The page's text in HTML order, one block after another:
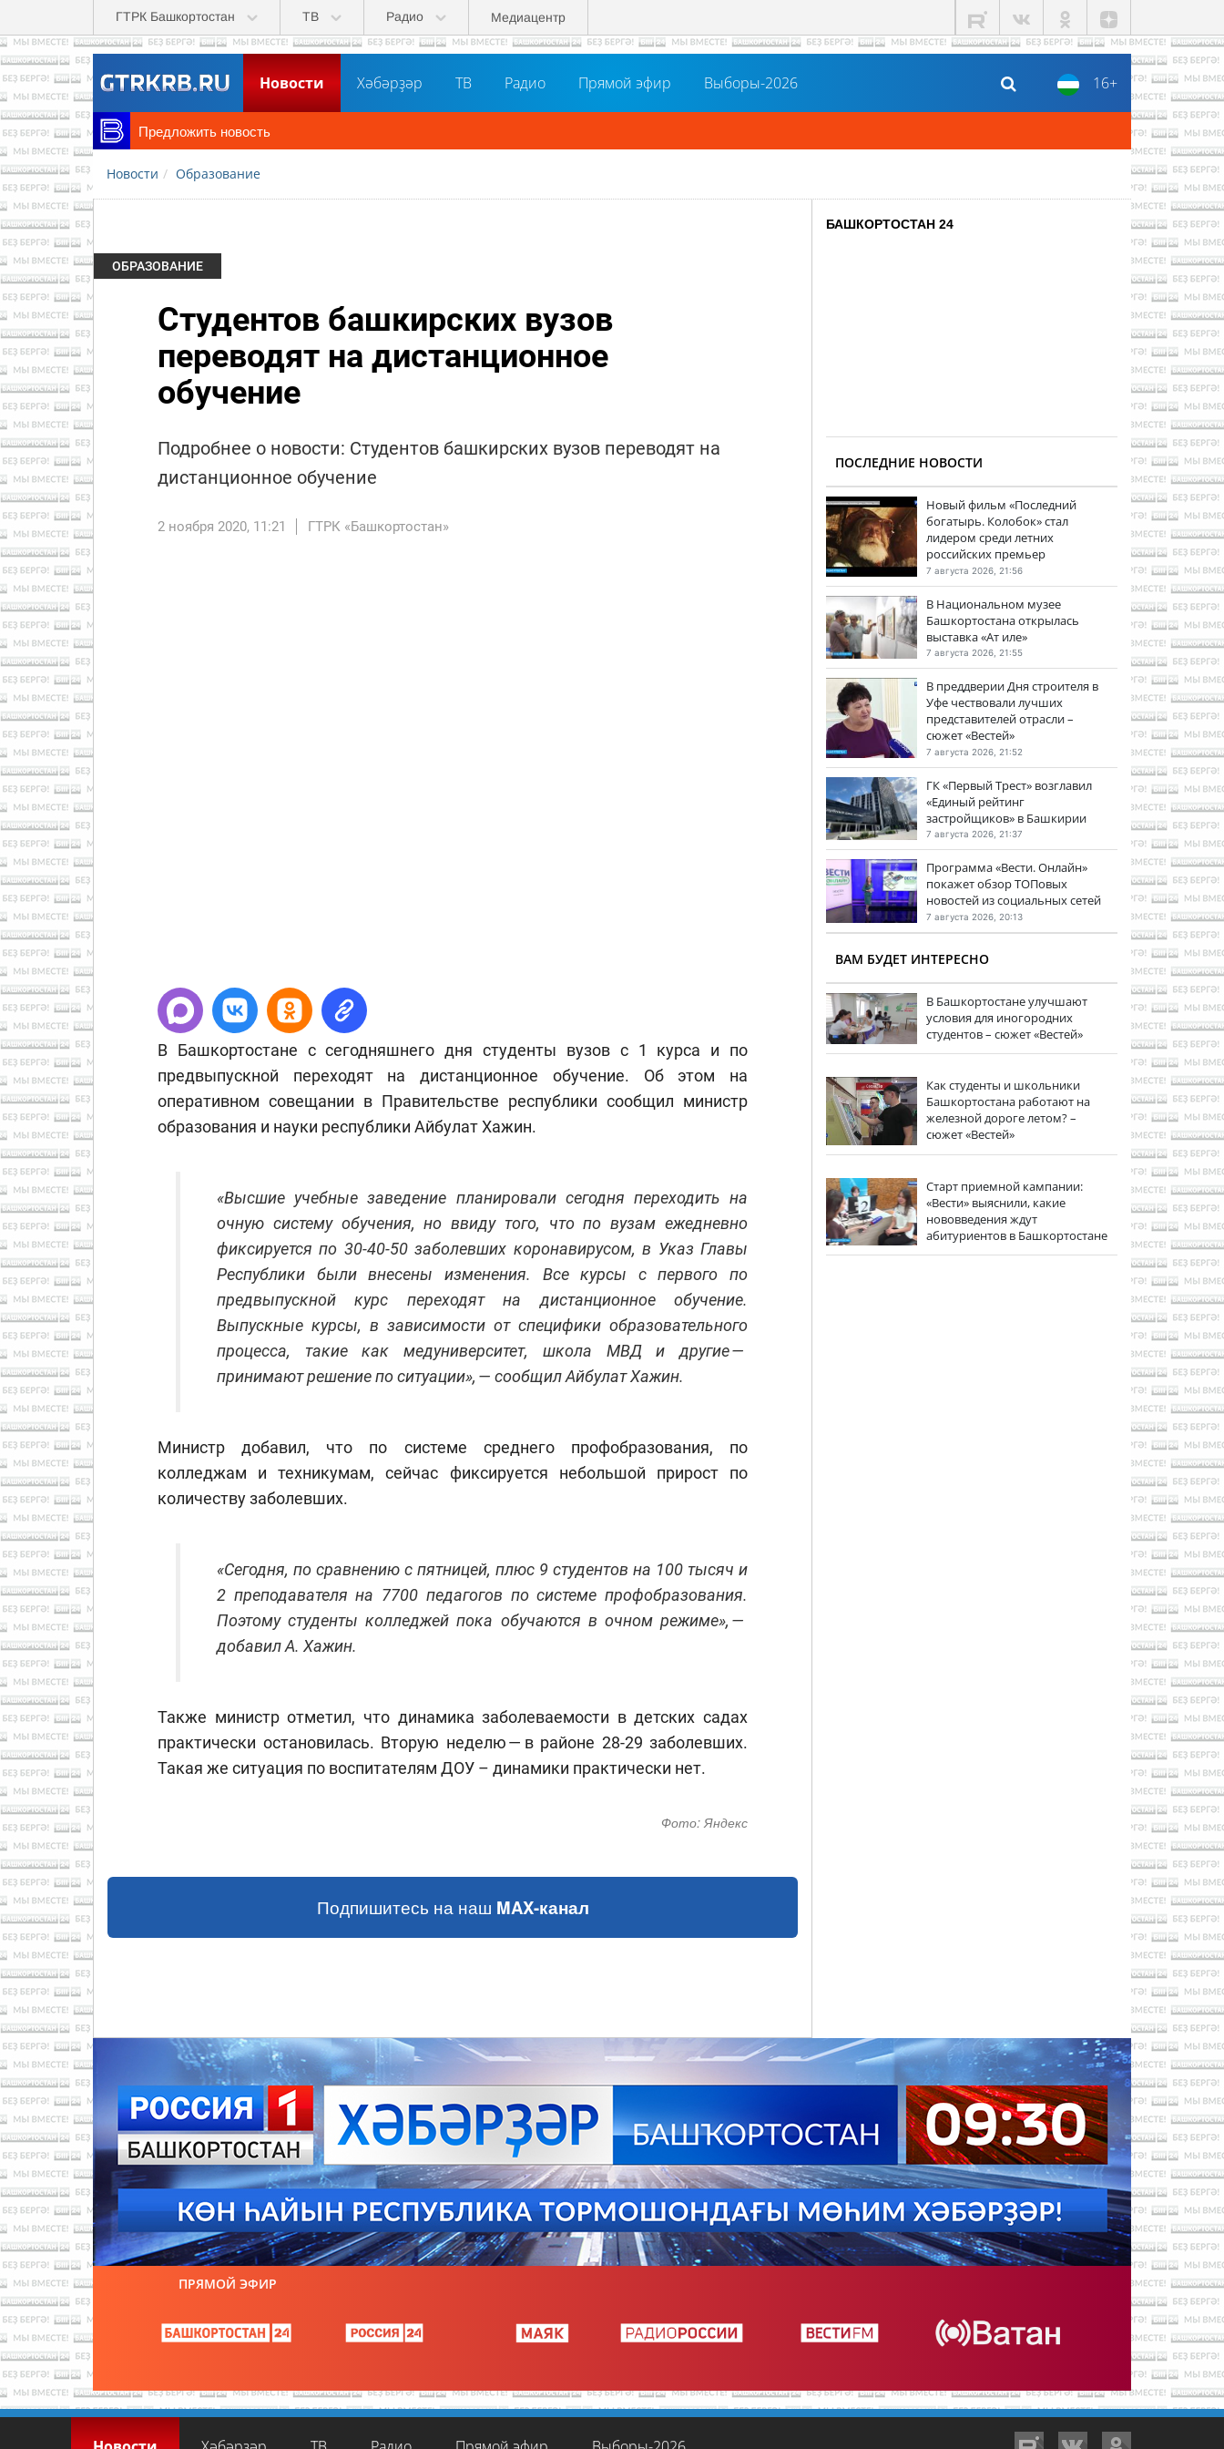
Перейти к основному содержанию
ГТРК Башкортостан ТВ Радио Медиацентр
16+
Новости Хәбәрҙәр ТВ Радио Прямой эфир Выборы-2026
Предложить новость
Новости Образование
ОБРАЗОВАНИЕ
Студентов башкирских вузов
переводят на дистанционное
обучение
Подробнее о новости: Студентов башкирских вузов переводят на
дистанционное обучение
2 ноября 2020, 11:21 ГТРК «Башкортостан»
В Башкортостане с сегодняшнего дня студенты вузов с 1 курса и по
предвыпускной переходят на дистанционное обучение. Об этом на
оперативном совещании в Правительстве республики сообщил министр
образования и науки республики Айбулат Хажин.
«Высшие учебные заведение планировали сегодня переходить на
очную систему обучения, но ввиду того, что по вузам ежедневно
фиксируется по 30-40-50 заболевших коронавирусом, в Указ Главы
Республики были внесены изменения. Все курсы с первого по
предвыпускной курс переходят на дистанционное обучение.
Выпускные курсы, в зависимости от специфики образовательного
процесса, такие как медуниверситет, школа МВД и другие —
принимают решение по ситуации», — сообщил Айбулат Хажин.
Министр добавил, что по системе среднего профобразования, по
колледжам и техникумам, сейчас фиксируется небольшой прирост по
количеству заболевших.
«Сегодня, по сравнению с пятницей, плюс 9 студентов на 100 тысяч и
2 преподавателя на 7700 педагогов по системе профобразования.
Поэтому студенты колледжей пока обучаются в очном режиме», —
добавил А. Хажин.
Также министр отметил, что динамика заболеваемости в детских садах
практически остановилась. Вторую неделю — в районе 28-29 заболевших.
Такая же ситуация по воспитателям ДОУ – динамики практически нет.
Фото:Яндекс
Подпишитесь на наш MAX-канал
БАШКОРТОСТАН 24
ПОСЛЕДНИЕ НОВОСТИ
Новый фильм «Последний
богатырь. Колобок» стал
лидером среди летних
российских премьер
7 августа 2026, 21:56
В Национальном музее
Башкортостана открылась
выставка «Ат иле»
7 августа 2026, 21:55
В преддверии Дня строителя в
Уфе чествовали лучших
представителей отрасли –
сюжет «Вестей»
7 августа 2026, 21:52
ГК «Первый Трест» возглавил
«Единый рейтинг
застройщиков» в Башкирии
7 августа 2026, 21:37
Программа «Вести. Онлайн»
покажет обзор ТОПовых
новостей из социальных сетей
7 августа 2026, 20:13
ВАМ БУДЕТ ИНТЕРЕСНО
В Башкортостане улучшают
условия для иногородних
студентов – сюжет «Вестей»
Как студенты и школьники
Башкортостана работают на
железной дороге летом? –
сюжет «Вестей»
Старт приемной кампании:
«Вести» выяснили, какие
нововведения ждут
абитуриентов в Башкортостане
ПРЯМОЙ ЭФИР